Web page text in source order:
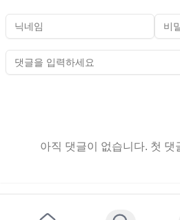
아직 댓글이 없습니다. 첫 댓